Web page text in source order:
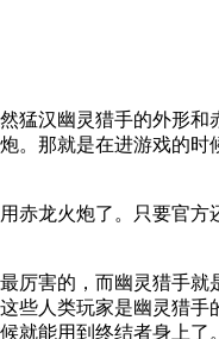
汉幽灵猎手的外形
。那就是在进游戏的时
赤龙火炮了。只要官
害的，而幽灵猎手
些人类玩家是幽灵猎
就能用到终结者身上了。